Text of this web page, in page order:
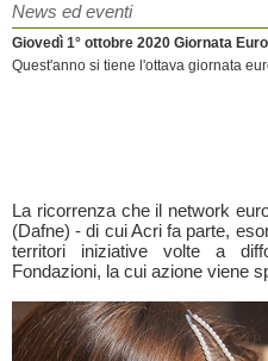
News ed eventi
Giovedì 1° ottobre 2020 Giornata
Quest'anno si tiene l'ottava giornata
La ricorrenza che il network
(Dafne) - di cui Acri fa parte,
territori iniziative volte a
Fondazioni, la cui azione viene